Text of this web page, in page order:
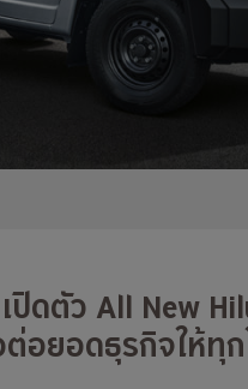
ปิดตัว All New
อยอดธุรกิจให้ทุ